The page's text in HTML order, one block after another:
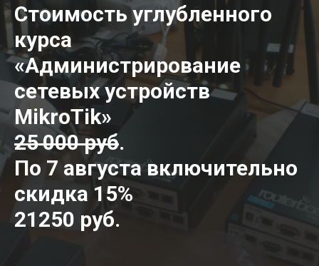
Стоимость углубленного
курса
«Администрирование
сетевых устройств
MikroTik»
25 000 руб.
По 7 августа включительно
скидка 15%
21250 руб.